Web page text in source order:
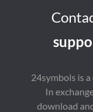
24symbols is
In
download